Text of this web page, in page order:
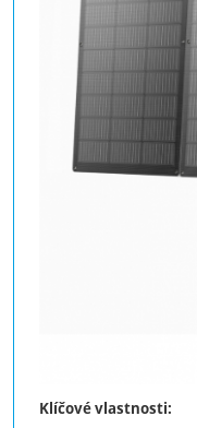
Klíčové vlastnosti: